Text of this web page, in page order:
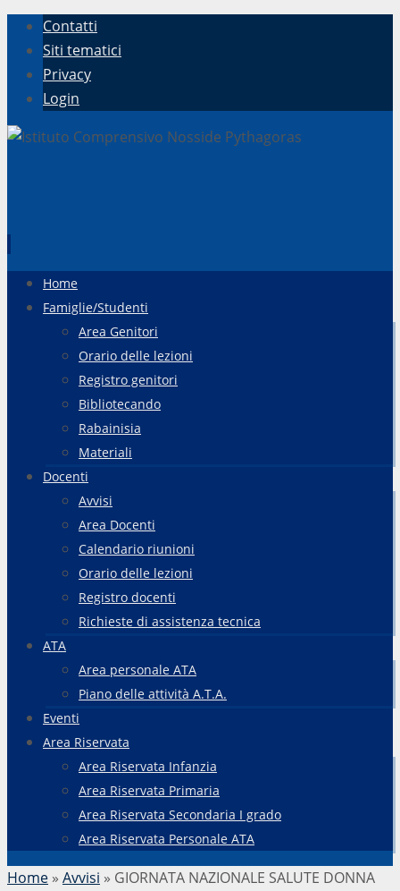
Contatti
Siti tematici
Privacy
Login
contenuto
Home
Famiglie/Studenti
Area Genitori
Orario delle lezioni
Registro genitori
Bibliotecando
Rabainisia
Materiali
Docenti
Avvisi
Area Docenti
Calendario riunioni
Orario delle lezioni
Registro docenti
Richieste di assistenza tecnica
ATA
Area personale ATA
Piano delle attività A.T.A.
Eventi
Area Riservata
Area Riservata Infanzia
Area Riservata Primaria
Area Riservata Secondaria I grado
Area Riservata Personale ATA
Home » Avvisi » GIORNATA NAZIONALE SALUTE DONNA